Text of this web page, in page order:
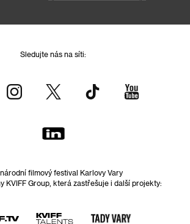
Sledujte nás na síti:
filmový festival Karlovy Vary
KVIFF Group, která zastřešuje i další projekty: